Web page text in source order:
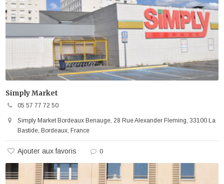
Simply Market
05 57 77 72 50
Simply Market Bordeaux Benauge, 28 Rue Alexander Fleming, 33100 La
Bastide, Bordeaux, France
Ajouter aux favoris 0